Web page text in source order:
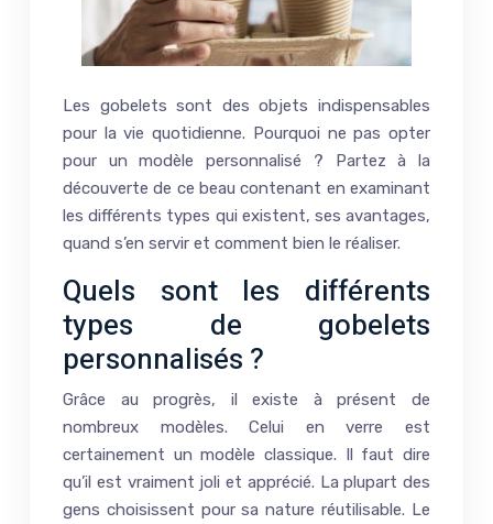
Les gobelets sont des objets indispensables
pour la vie quotidienne. Pourquoi ne pas opter
pour un modèle personnalisé ? Partez à la
découverte de ce beau contenant en examinant
les différents types qui existent, ses avantages,
quand s’en servir et comment bien le réaliser.
Quels sont les différents
types de gobelets
personnalisés ?
Grâce au progrès, il existe à présent de
nombreux modèles. Celui en verre est
certainement un modèle classique. Il faut dire
qu’il est vraiment joli et apprécié. La plupart des
gens choisissent pour sa nature réutilisable. Le